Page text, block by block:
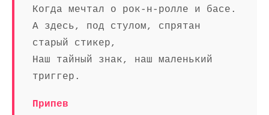
Когда мечтал о рок-н-ролле и басе.
А здесь, под стулом, спрятан
старый стикер,
Наш тайный знак, наш маленький
триггер.
Припев